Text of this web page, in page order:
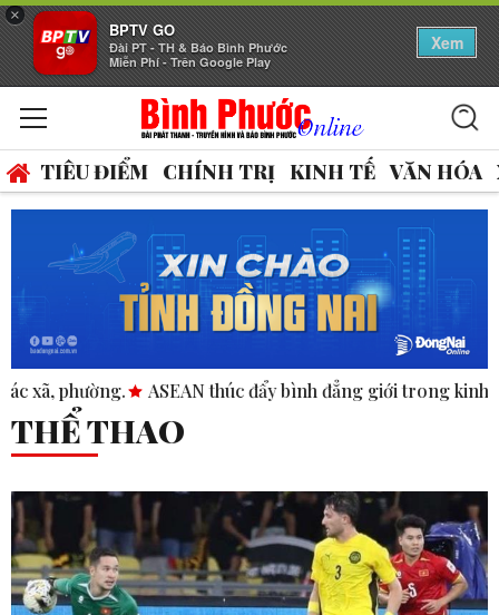
×
BPTV GO
Đài PT - TH & Báo Bình Phước
Miễn Phí - Trên Google Play
Xem
TIÊU ĐIỂM CHÍNH TRỊ KINH TẾ VĂN HÓA
ASEAN thúc đẩy bình đẳng giới trong kinh doanh và nhân
THỂ THAO